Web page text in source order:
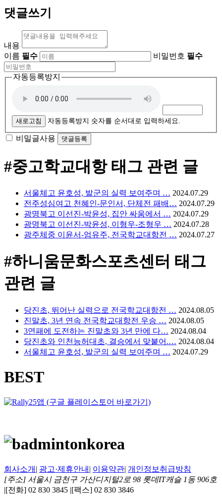
댓글쓰기
내용
이름 필수 비밀번호 필수
자동등록방지
새로고침 자동등록방지 숫자를 순서대로 입력하세요.
비밀글사용
#중고학교대항태그 관련 글
서울체고 윤호성, 발군의 실력 보여주며 … 2024.07.29
전주성심여고 천혜인-문인서, 단체전 패배… 2024.07.29
광명북고 이선진-박윤성, 집안 싸움에서 … 2024.07.29
광명북고 이선진-박윤성, 이형우-조형우 … 2024.07.28
광주체중 이윤서-엄유주, 전국학교대항전 … 2024.07.27
#하니움문화스포츠센터 태그
관련 글
당진초, 뛰어난 실력으로 전국학교대항전 … 2024.08.05
진말초, 3년 연속 전국학교대항전 우승 … 2024.08.05
3연패에 도전하는 진말초와 3년 만에 다… 2024.08.04
당진초와 인천능허대초, 결승에서 맞붙어.… 2024.08.04
서울체고 윤호성, 발군의 실력 보여주며 … 2024.07.29
BEST
회사소개 | 광고·제휴안내 | 이용약관| 개인정보취급방침
[주소] 서울시 금천구 가산디지털2로 98 롯데IT캐슬 1동 906호
|[전화] 02 830 3845 |[팩스] 02 830 3846